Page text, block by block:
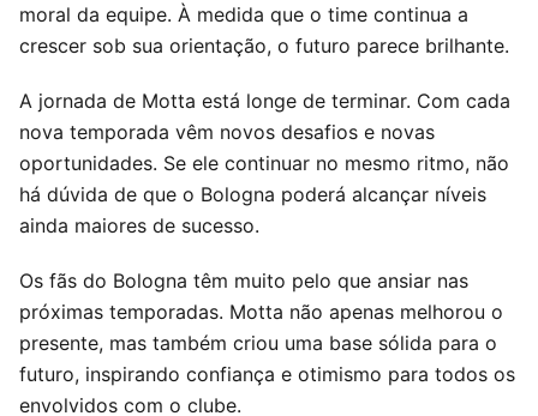
moral da equipe. À medida que o time continua a
crescer sob sua orientação, o futuro parece brilhante.
A jornada de Motta está longe de terminar. Com cada
nova temporada vêm novos desafios e novas
oportunidades. Se ele continuar no mesmo ritmo, não
há dúvida de que o Bologna poderá alcançar níveis
ainda maiores de sucesso.
Os fãs do Bologna têm muito pelo que ansiar nas
próximas temporadas. Motta não apenas melhorou o
presente, mas também criou uma base sólida para o
futuro, inspirando confiança e otimismo para todos os
envolvidos com o clube.